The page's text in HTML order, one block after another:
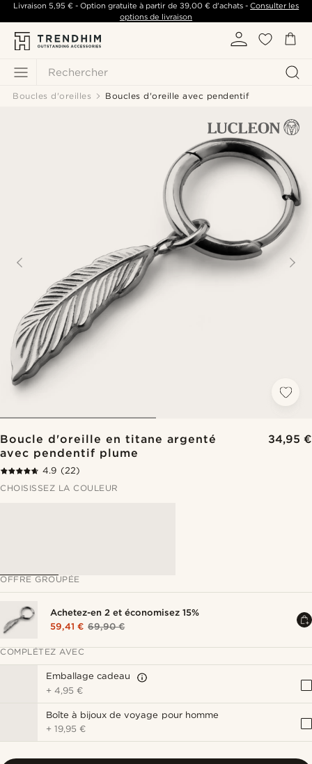
Rechercher
Livraison 5,95 €- Option gratuite à partir de 39,00 €d'achats -Consulter les
options de livraison
Boucles d'oreilles Boucles d'oreille avec pendentif
Boucle d'oreille en titane argenté
avec pendentif plume
34,95 €
4.9 (22)
CHOISISSEZ LA COULEUR
OFFRE GROUPÉE
Achetez-en 2 et économisez 15%
59,41 € 69,90 €
COMPLÉTEZ AVEC
Emballage cadeau
+4,95 €
Boîte à bijoux de voyage pour homme
+19,95 €